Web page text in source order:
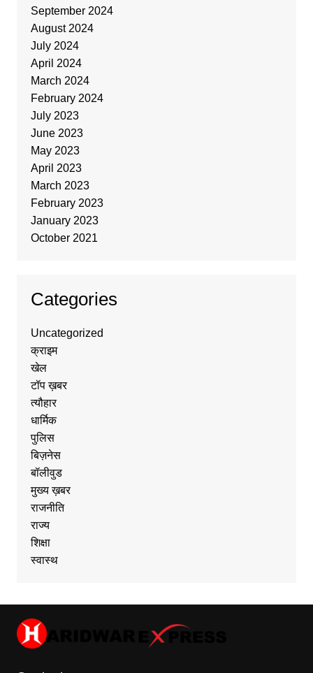
September 2024
August 2024
July 2024
April 2024
March 2024
February 2024
July 2023
June 2023
May 2023
April 2023
March 2023
February 2023
January 2023
October 2021
Categories
Uncategorized
क्राइम
खेल
टॉप ख़बर
त्यौहार
धार्मिक
पुलिस
बिज़नेस
बॉलीवुड
मुख्य ख़बर
राजनीति
राज्य
शिक्षा
स्वास्थ